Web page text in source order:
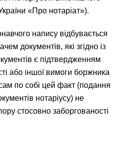
«Про нотаріат»).
напису відбувається
документів, які згідно із
є підтвердженням
або іншої вимоги боржника
по собі цей факт (подання
нотаріусу) не
стосовно заборгованості